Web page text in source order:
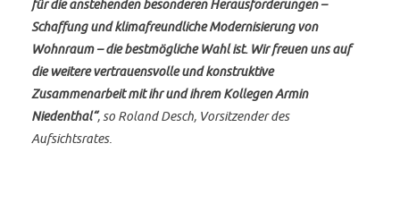
für die anstehenden besonderen Herausforderungen –
Schaffung und klimafreundliche Modernisierung von
Wohnraum – die bestmögliche Wahl ist. Wir freuen uns auf
die weitere vertrauensvolle und konstruktive
Zusammenarbeit mit ihr und ihrem Kollegen Armin
Niedenthal“, so Roland Desch, Vorsitzender des
Aufsichtsrates.